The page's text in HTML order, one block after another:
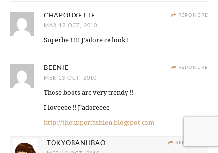
RÉPONDRE
CHAPOUXETTE
MAR 12 OCT, 2010
Superbe !!!!! J’adore ce look !
RÉPONDRE
BEENIE
MER 13 OCT, 2010
Those boots are very trendy !!
I loveeee !! J’adoreeee
http://theupperfashion.blogspot.com
RÉPONDRE
TOKYOBANHBAO